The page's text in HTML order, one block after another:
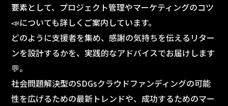
要素として、プロジェクト管理やマーケティングのコツ
📣についても詳しくご案内しています。
どのように支援者を集め、感謝の気持ちを伝えるリター
ンを設計するかを、実践的なアドバイスでお届けします
💬。
社会問題解決型のSDGsクラウドファンディングの可能
性を広げるための最新トレンドや、成功するためのマー